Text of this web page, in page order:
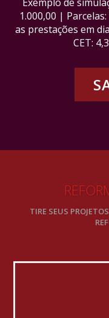
1.000,00 |
as prestações em
CET:
TIRE SEUS